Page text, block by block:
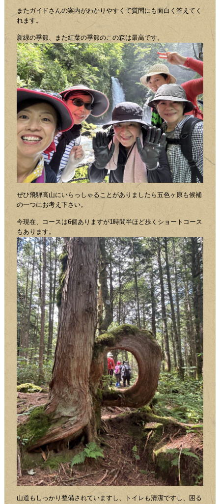
またガイドさんの案内がわかりやすくて質問にも面白く答えてく
れます。
新緑の季節、また紅葉の季節のこの森は最高です。
ぜひ飛騨高山にいらっしゃることがありましたら五色ヶ原も候補
の一つにお考え下さい。
今現在、コースは6個ありますが1時間半ほど歩くショートコース
もあります。
山道もしっかり整備されていますし、トイレも清潔ですし、困る